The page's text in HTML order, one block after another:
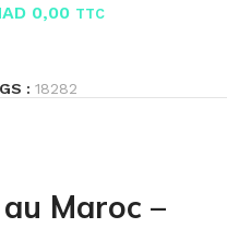
0,00 TTC
: 18282
Maroc –